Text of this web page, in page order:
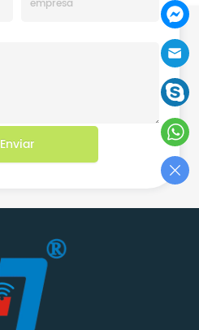
Enviar